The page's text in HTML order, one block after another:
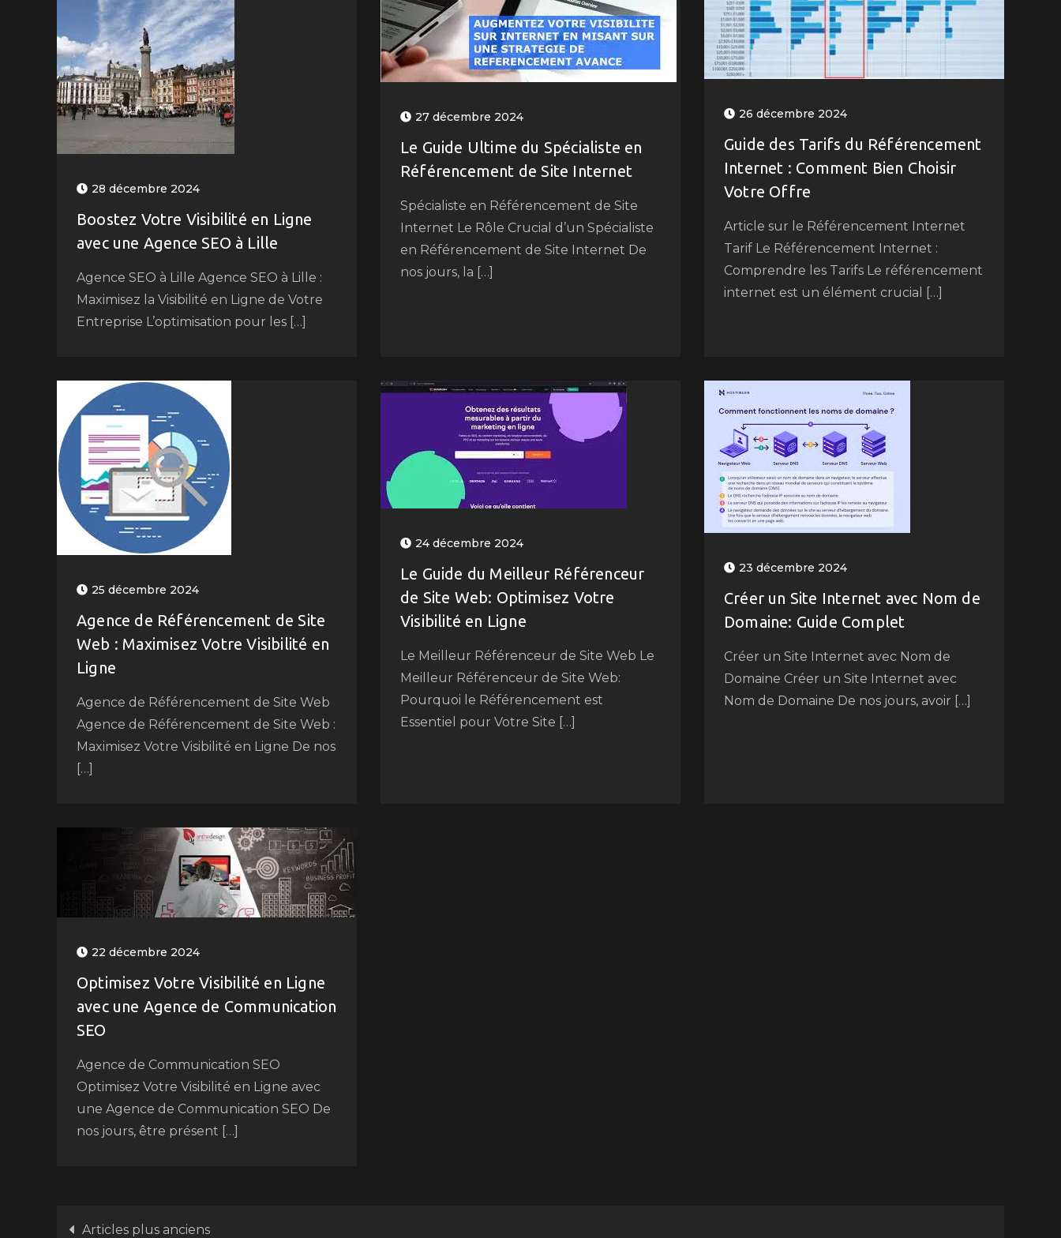
28 décembre 2024
Boostez Votre Visibilité en Ligne
avec une Agence SEO à Lille
Agence SEO à Lille Agence SEO à Lille :
Maximisez la Visibilité en Ligne de Votre
Entreprise L’optimisation pour les […]
27 décembre 2024
Le Guide Ultime du Spécialiste en
Référencement de Site Internet
Spécialiste en Référencement de Site
Internet Le Rôle Crucial d’un Spécialiste
en Référencement de Site Internet De
nos jours, la […]
26 décembre 2024
Guide des Tarifs du Référencement
Internet : Comment Bien Choisir
Votre Offre
Article sur le Référencement Internet
Tarif Le Référencement Internet :
Comprendre les Tarifs Le référencement
internet est un élément crucial […]
25 décembre 2024
Agence de Référencement de Site
Web : Maximisez Votre Visibilité en
Ligne
Agence de Référencement de Site Web
Agence de Référencement de Site Web :
Maximisez Votre Visibilité en Ligne De nos
[…]
24 décembre 2024
Le Guide du Meilleur Référenceur
de Site Web: Optimisez Votre
Visibilité en Ligne
Le Meilleur Référenceur de Site Web Le
Meilleur Référenceur de Site Web:
Pourquoi le Référencement est
Essentiel pour Votre Site […]
23 décembre 2024
Créer un Site Internet avec Nom de
Domaine: Guide Complet
Créer un Site Internet avec Nom de
Domaine Créer un Site Internet avec
Nom de Domaine De nos jours, avoir […]
22 décembre 2024
Optimisez Votre Visibilité en Ligne
avec une Agence de Communication
SEO
Agence de Communication SEO
Optimisez Votre Visibilité en Ligne avec
une Agence de Communication SEO De
nos jours, être présent […]
Articles plus anciens